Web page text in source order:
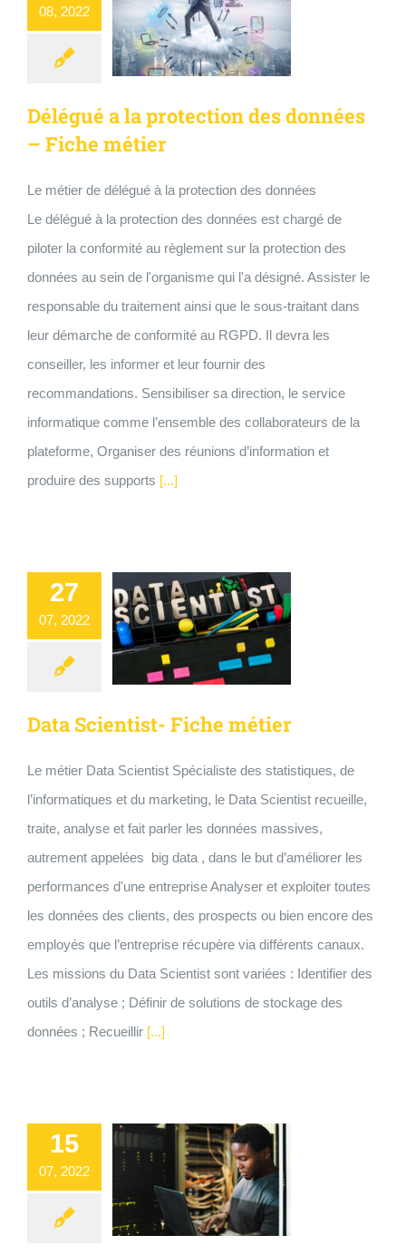
08, 2022
Délégué a la protection des données
– Fiche métier
Le métier de délégué à la protection des données
Le délégué à la protection des données est chargé de
piloter la conformité au règlement sur la protection des
données au sein de l'organisme qui l'a désigné. Assister le
responsable du traitement ainsi que le sous-traitant dans
leur démarche de conformité au RGPD. Il devra les
conseiller, les informer et leur fournir des
recommandations. Sensibiliser sa direction, le service
informatique comme l’ensemble des collaborateurs de la
plateforme, Organiser des réunions d’information et
produire des supports [...]
27
07, 2022
Data Scientist- Fiche métier
Le métier Data Scientist Spécialiste des statistiques, de
l’informatiques et du marketing, le Data Scientist recueille,
traite, analyse et fait parler les données massives,
autrement appelées big data , dans le but d’améliorer les
performances d'une entreprise Analyser et exploiter toutes
les données des clients, des prospects ou bien encore des
employés que l’entreprise récupère via différents canaux.
Les missions du Data Scientist sont variées : Identifier des
outils d’analyse ; Définir de solutions de stockage des
données ; Recueillir [...]
15
07, 2022